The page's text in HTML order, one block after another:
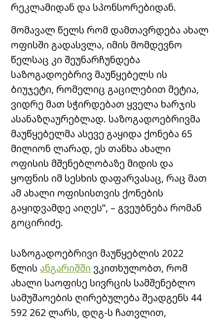
რეკლამიდან და სპონსორებიდან.
მომავალ წელს რომ დამთავრდება ახალ
ოფისში გადასვლა, იმის მომდევნო
წელსაც კი შეუნარჩუნდება
საზოგადოებრივ მაუწყებელს ის
ბიუჯეტი, რომელიც გაცილებით მეტია,
ვიდრე მათ სჭირდებათ ყველა ხარჯის
ასანაზღაურებლად. საზოგადოებრივმა
მაუწყებელმა ასევე გაყიდა ქონება 65
მილიონ ლარად, ეს თანხა ახალი
ოფისის მშენებლობაზე მიდის და
ყოფნის იმ სესხის დაფარვასაც, რაც მათ
ამ ახალი ოფისისთვის ქონების
გაყიდვამდე აიღეს”, – გვეუბნება რომან
გოცირიძე.
საზოგადოებრივი მაუწყებლის 2022
წლის ანგარიშში ვკითხულობთ, რომ
ახალი საოფისე სივრცის სამშენებლო
სამუშაოების ღირებულება შეადგენს 44
592 262 ლარს, დღგ-ს ჩათვლით,